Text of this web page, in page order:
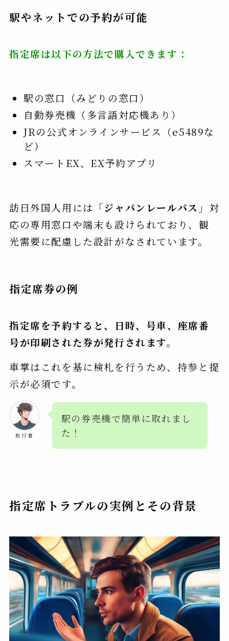
駅やネットでの予約が可能
指定席は以下の方法で購入できます：
駅の窓口（みどりの窓口）
自動券売機（多言語対応機あり）
JRの公式オンラインサービス（e5489な
ど）
スマートEX、EX予約アプリ
訪日外国人用には「ジャパンレールパス 」対
応の専用窓口や端末も設けられており、観
光需要に配慮した設計がなされています。
指定席券の例
指定席を予約すると、日時、号車、座席番
号が印刷された券が発行されます。
車掌はこれを基に検札を行うため、持参と提
示が必須です。
旅行者
駅の券売機で簡単に取れまし
た！
指定席トラブルの実例とその背景